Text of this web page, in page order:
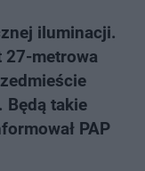
iluminacji.
27-metrowa
Będą takie
PAP